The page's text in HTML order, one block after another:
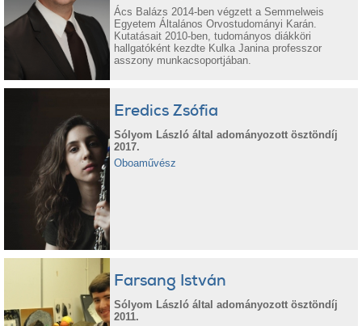
Ács Balázs 2014-ben végzett a Semmelweis
Egyetem Általános Orvostudományi Karán.
Kutatásait 2010-ben, tudományos diákköri
hallgatóként kezdte Kulka Janina professzor
asszony munkacsoportjában.
Eredics Zsófia
Sólyom László által adományozott ösztöndíj
2017.
Oboaművész
Farsang István
Sólyom László által adományozott ösztöndíj
2011.